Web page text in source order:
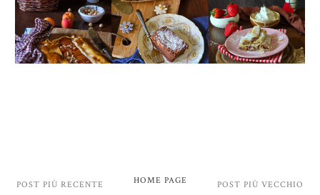
POST PIÙ RECENTE POST PIÙ VECCHIO
HOME PAGE